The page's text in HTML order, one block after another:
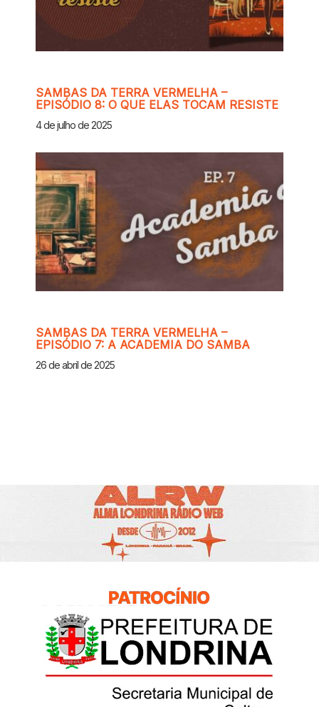
SAMBAS DA TERRA VERMELHA –
EPISÓDIO 8: O QUE ELAS TOCAM RESISTE
4 de julho de 2025
SAMBAS DA TERRA VERMELHA –
EPISÓDIO 7: A ACADEMIA DO SAMBA
26 de abril de 2025